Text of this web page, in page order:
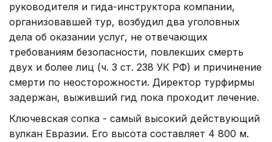
руководителя и гида-инструктора компании,
организовавшей тур, возбудил два уголовных
дела об оказании услуг, не отвечающих
требованиям безопасности, повлекших смерть
двух и более лиц (ч. 3 ст. 238 УК РФ) и причинение
смерти по неосторожности. Директор турфирмы
задержан, выживший гид пока проходит лечение.
Ключевская сопка - самый высокий действующий
вулкан Евразии. Его высота составляет 4 800 м.